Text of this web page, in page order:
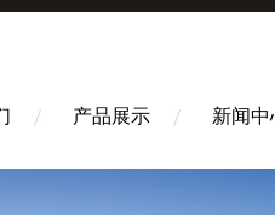
产品展示 新闻中